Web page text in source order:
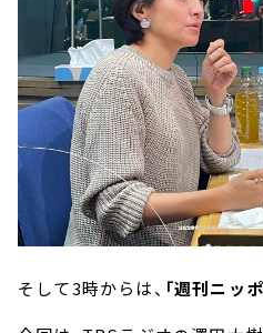
そして3時からは、 「週刊ニッ